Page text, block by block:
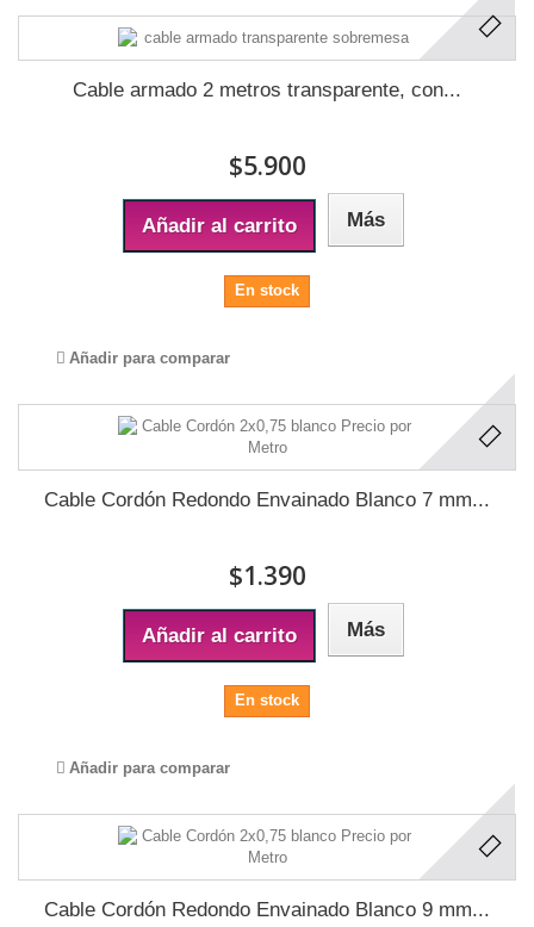
Cable armado 2 metros transparente, con...
$5.900
Añadir al carrito Más
En stock
Añadir para comparar
Cable Cordón Redondo Envainado Blanco 7 mm...
$1.390
Añadir al carrito Más
En stock
Añadir para comparar
Cable Cordón Redondo Envainado Blanco 9 mm...